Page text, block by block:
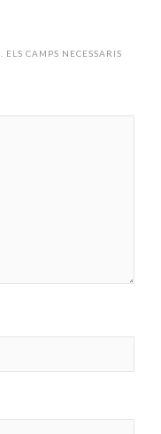
ELS CAMPS NECESSARIS